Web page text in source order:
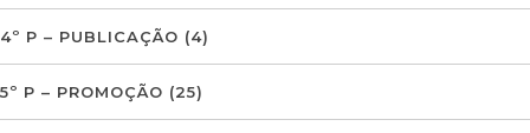
4º P – PUBLICAÇÃO (4)
5º P – PROMOÇÃO (25)